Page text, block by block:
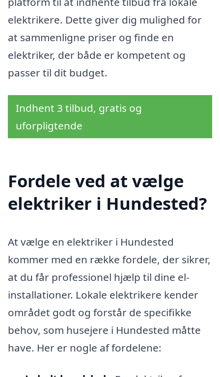
elektrikere. Dette giver dig mulighed for
at sammenligne priser og finde en
elektriker, der både er kompetent og
passer til dit budget.
Indhent 3 tilbud, gratis og
uforpligtende
Fordele ved at vælge
elektriker i Hundested?
At vælge en elektriker i Hundested
kommer med en række fordele, der sikrer,
at du får professionel hjælp til dine el-
installationer. Lokale elektrikere kender
området godt og forstår de specifikke
behov, som husejere i Hundested måtte
have. Her er nogle af fordelene: